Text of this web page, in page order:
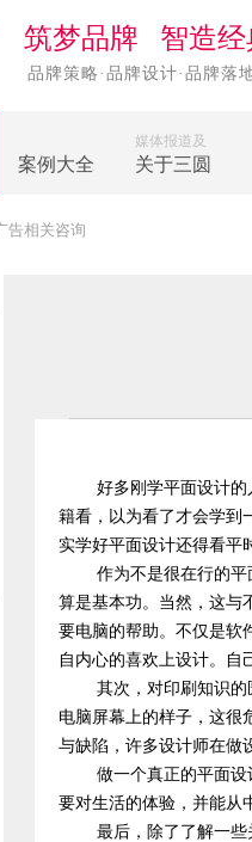
筑梦品牌 智造经
品牌策略·品牌设计·品牌落
案例大全
媒体报道及
关于三圆
告相关咨询
好多刚学平面设计
籍看，以为看了才会学到
实学好平面设计还得看平
作为不是很在行的
算是基本功。当然，这与
要电脑的帮助。不仅是软
自内心的喜欢上设计。自
其次，对印刷知识
电脑屏幕上的样子，这很
与缺陷，许多设计师在做
做一个真正的平面
要对生活的体验，并能从
最后，除了了解一